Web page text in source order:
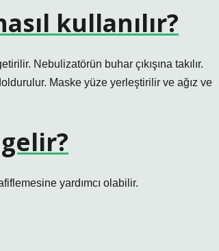
kullanılır?
Nebulizatörün buhar çıkışına takılır.
Maske yüze yerleştirilir ve ağız ve
yardımcı olabilir.